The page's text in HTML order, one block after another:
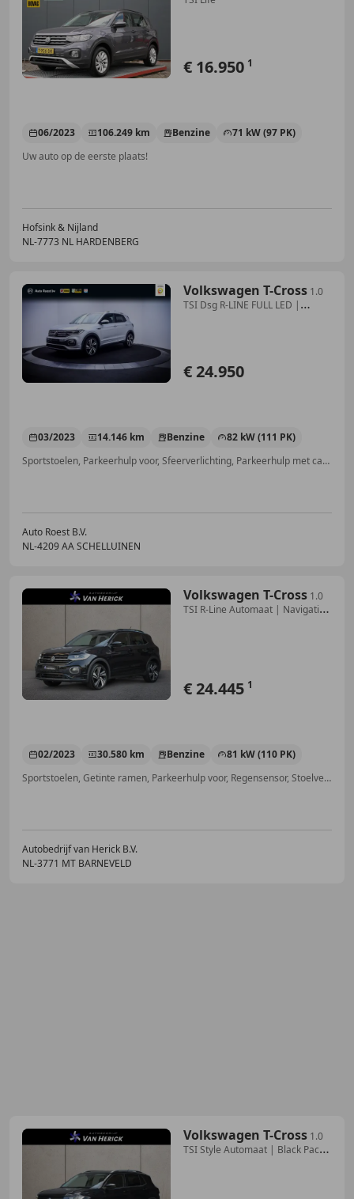
€ 16.950 1
06/2023 106.249 km Benzine
71 kW (97 PK)
Uw auto op de eerste plaats!
Hofsink & Nijland
NL-7773 NL HARDENBERG
Volkswagen T-Cross 1.0
TSI Dsg R-LINE FULL LED |
€ 24.950
03/2023 14.146 km Benzine
82 kW (111 PK)
Sportstoelen, Parkeerhulp voor, Sfeerverlichting, Parkeerhulp met camera, Getinte ramen, Adaptieve Cruise Control, Regensensor, Lichtmetalen velgen
Auto Roest B.V.
NL-4209 AA SCHELLUINEN
Volkswagen T-Cross 1.0
TSI R-Line Automaat | Navigatie
€ 24.445 1
02/2023 30.580 km Benzine
81 kW (110 PK)
Sportstoelen, Getinte ramen, Parkeerhulp voor, Regensensor, Stoelverwarming, Automatische klimaatregeling, Adaptieve Cruise Control, Navigatiesysteem
Autobedrijf van Herick B.V.
NL-3771 MT BARNEVELD
Volkswagen T-Cross 1.0
TSI Style Automaat | Black Pack |